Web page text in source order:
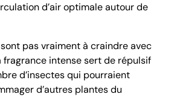
d’air optimale autour de
pas vraiment à craindre avec
fragrance intense sert de répulsif
d’insectes qui pourraient
d’autres plantes du